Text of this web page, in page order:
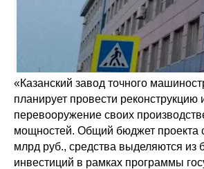
«Казанский завод точного
планирует провести реконструкцию
перевооружение своих
мощностей. Общий бюджет проекта
млрд руб., средства выделяются из
инвестиций в рамках программы